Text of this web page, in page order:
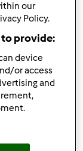
our
Policy.
to provide:
device
or access
and